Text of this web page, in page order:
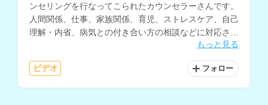
ンセリングを行なってこられたカウンセラーさんです。
人間関係、仕事、家族関係、育児、ストレスケア、自己
理解・内省、病気との付き合い方の相談などに対応され
もっと見る
ビデオ フォロー